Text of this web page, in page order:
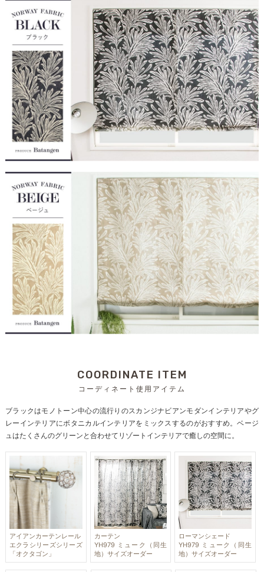
COORDINATE ITEM
コーディネート使用アイテム
ブラックはモノトーン中心の流行りのスカンジナビアンモダンインテリアやグ
レーインテリアにボタニカルインテリアをミックスするのがおすすめ。ベージ
ュはたくさんのグリーンと合わせてリゾートインテリアで癒しの空間に。
アイアンカーテンレール
エクラシリーズシリーズ
「オクタゴン」
カーテン
YH979 ミューク（同生
地）サイズオーダー
ローマンシェード
YH979 ミューク（同生
地）サイズオーダー